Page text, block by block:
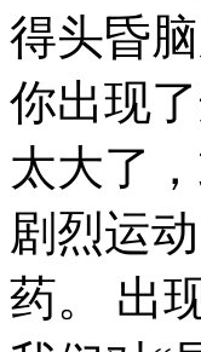
得头昏
你出现
太大了
剧烈运
药。 出